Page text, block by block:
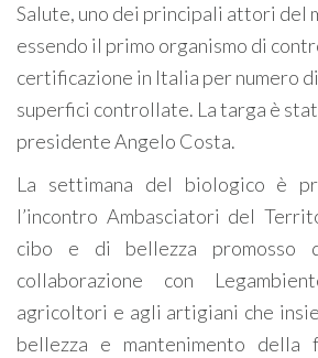
Salute, uno dei principali attori del
essendo il primo organismo di
certificazione in Italia per numero
superfici controllate. La targa è
presidente Angelo Costa.
La settimana del biologico è
l’incontro Ambasciatori del
cibo e di bellezza promosso
collaborazione con
agricoltori e agli artigiani che
bellezza e mantenimento